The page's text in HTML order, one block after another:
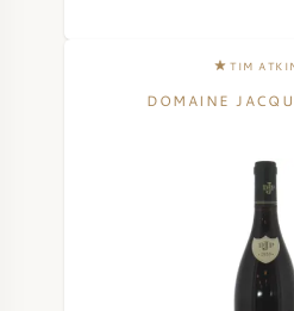
TIM
DOMAINE